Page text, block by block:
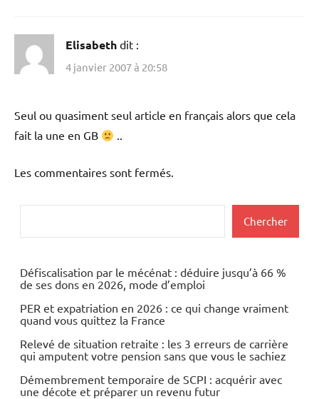
Elisabeth dit :
4 janvier 2007 à 20:58
Seul ou quasiment seul article en français alors que cela
fait la une en GB
..
Les commentaires sont fermés.
Chercher
Défiscalisation par le mécénat : déduire jusqu’à 66 %
de ses dons en 2026, mode d’emploi
PER et expatriation en 2026 : ce qui change vraiment
quand vous quittez la France
Relevé de situation retraite : les 3 erreurs de carrière
qui amputent votre pension sans que vous le sachiez
Démembrement temporaire de SCPI : acquérir avec
une décote et préparer un revenu futur